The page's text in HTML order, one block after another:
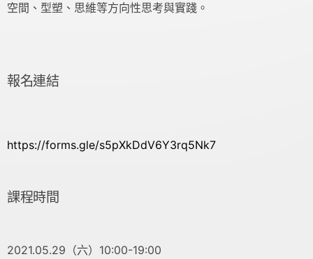
空間、型塑、思維等方向性思考與實踐。
報名連結
https://forms.gle/s5pXkDdV6Y3rq5Nk7
課程時間
2021.05.29（六）10:00-19:00